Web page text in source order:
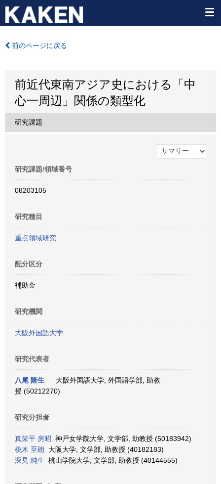
前のページに戻る
前近代東南アジア史における「中
心一周辺」関係の類型化
研究課題
研究課題/領域番号
08203105
研究種目
重点領域研究
配分区分
補助金
研究機関
大阪外国語大学
研究代表者
八尾 隆生
大阪外国語大学, 外国語学部, 助教
授 (50212270)
研究分担者
真栄平 房昭 神戸女学院大学, 文学部, 助教授 (50183942)
桃木 至朗 大阪大学, 文学部, 助教授 (40182183)
深見 純生 桃山学院大学, 文学部, 助教授 (40144555)